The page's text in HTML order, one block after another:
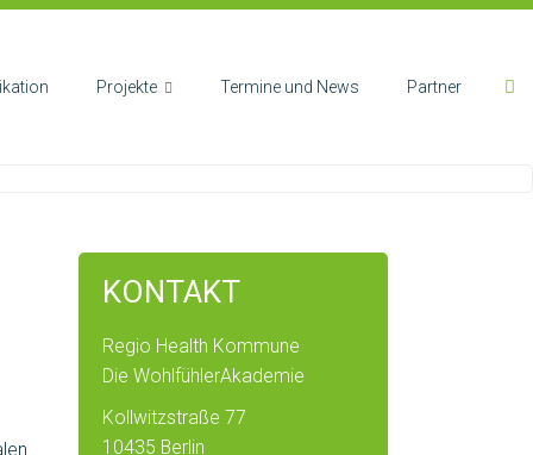
Projekte Termine und News Partner
KONTAKT
Regio Health Kommune
Die WohlfühlerAkademie
Kollwitzstraße 77
10435 Berlin